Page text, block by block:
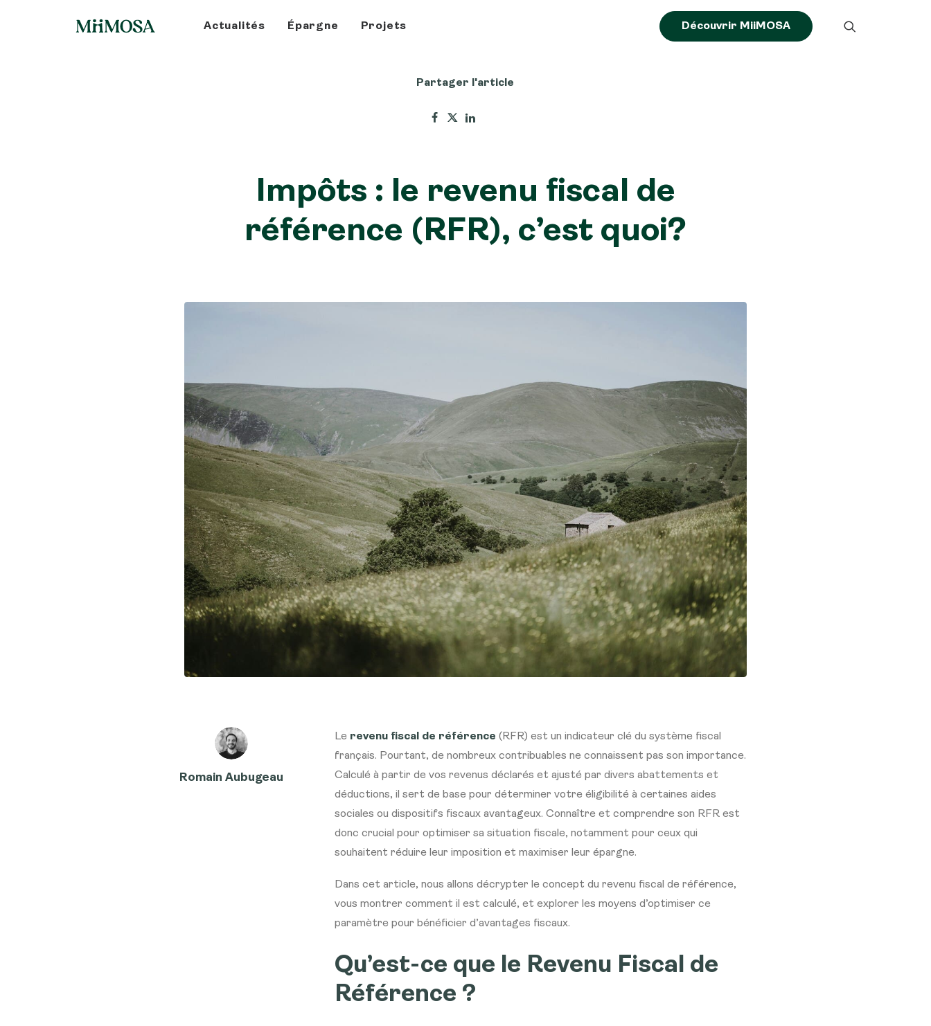
Actualités Épargne Projets Découvrir MiiMOSA
Partager l'article
Impôts : le revenu fiscal de
référence (RFR), c’est quoi?
Romain Aubugeau
Le revenu fiscal de référence (RFR) est un indicateur clé du système fiscal
français. Pourtant, de nombreux contribuables ne connaissent pas son importance.
Calculé à partir de vos revenus déclarés et ajusté par divers abattements et
déductions, il sert de base pour déterminer votre éligibilité à certaines aides
sociales ou dispositifs fiscaux avantageux. Connaître et comprendre son RFR est
donc crucial pour optimiser sa situation fiscale, notamment pour ceux qui
souhaitent réduire leur imposition et maximiser leur épargne.
Dans cet article, nous allons décrypter le concept du revenu fiscal de référence,
vous montrer comment il est calculé, et explorer les moyens d’optimiser ce
paramètre pour bénéficier d’avantages fiscaux.
Qu’est-ce que le Revenu Fiscal de
Référence ?